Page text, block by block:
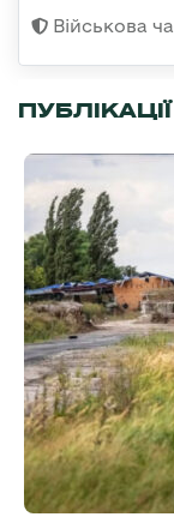
Військова
ПУБЛІКАЦІЇ